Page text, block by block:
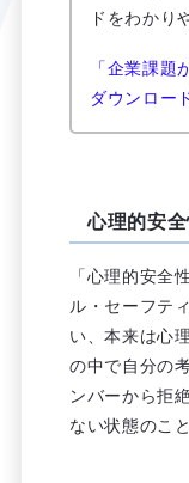
ドをわかり
「企業課
ダウンロー
心理的安
「心理的安全
ル・セーフテ
い、本来は心
の中で自分の
ンバーから拒
ない状態のこ